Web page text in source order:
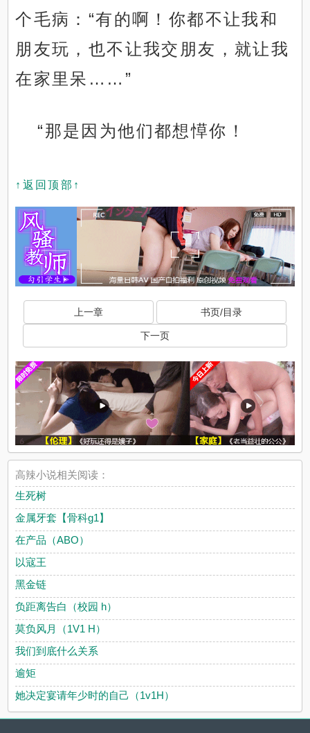
个毛病：“有的啊！你都不让我和
朋友玩，也不让我交朋友，就让我
在家里呆……”
“那是因为他们都想愺你！
↑返回顶部↑
上一章 书页/目录
下一页
高辣小说相关阅读：
生死树
金属牙套【骨科g1】
在产品（ABO）
以寇王
黑金链
负距离告白（校园 h）
莫负风月（1V1 H）
我们到底什么关系
逾矩
她决定宴请年少时的自己（1v1H）